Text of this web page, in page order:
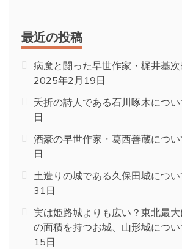
最近の投稿
病魔と闘った早世作家・梶井基
2025年2月19日
夭折の詩人である石川啄木につい
日
酒豪の早世作家・葛西善蔵につい
日
土造りの城である久保田城につい
31日
実は姫路城よりも広い？東北最
の面積を持つお城、山形城につい
15日